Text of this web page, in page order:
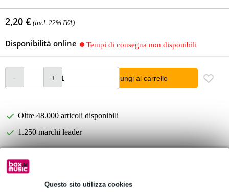
Questo sito utilizza cookies
2,20 € (incl. 22% IVA)
Disponibilità online Tempi di consegna non disponibili
Aggiungi al carrello
Oltre 48.000 articoli disponibili
1.250 marchi leader
Informazioni sul prodotto
Tipo: staffa di montaggio per tralicci PowerLink